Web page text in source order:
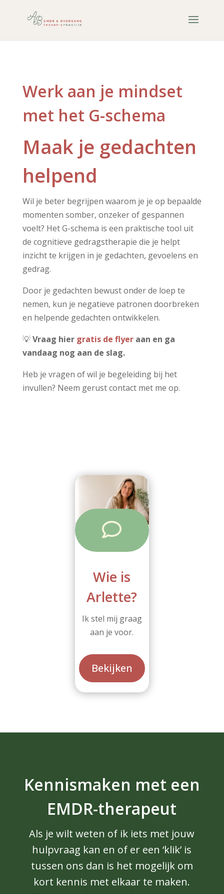
Werk aan je mindset
met het G-schema
Maak je gedachten
helpend
Wil je beter begrijpen waarom je je op bepaalde
momenten somber, onzeker of gespannen
voelt? Het G-schema is een praktische tool uit
de cognitieve gedragstherapie die je helpt
inzicht te krijgen in je gedachten, gevoelens en
gedrag.
Door je gedachten bewust onder de loep te
nemen, kun je negatieve patronen doorbreken
en helpende gedachten ontwikkelen.
💡Vraag hier gratis de flyer aan en ga
vandaag nog aan de slag.
Heb je vragen of wil je begeleiding bij het
invullen? Neem gerust contact met me op.

Wie is
Arlette?
Ik stel mij graag
aan je voor.
Bekijken
Kennismaken met een
EMDR-therapeut
Als je wilt weten of ik iets met jouw
hulpvraag kan en of er een ‘klik’ is
tussen ons dan is het mogelijk om
kort kennis met elkaar te maken.